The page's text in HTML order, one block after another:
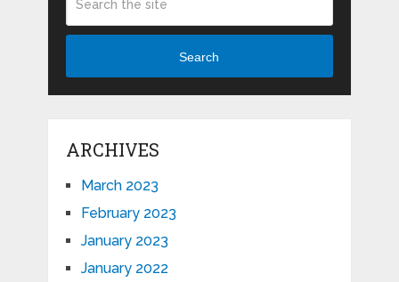
Search
ARCHIVES
March 2023
February 2023
January 2023
January 2022